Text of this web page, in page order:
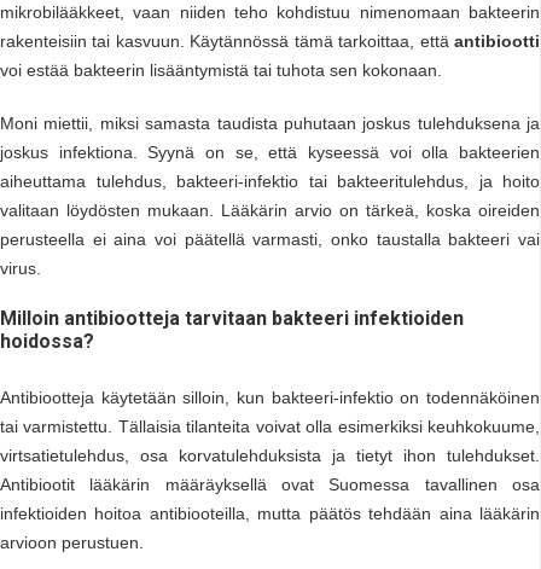
mikrobilääkkeet, vaan niiden teho kohdistuu nimenomaan bakteerin
rakenteisiin tai kasvuun. Käytännössä tämä tarkoittaa, että antibiootti
voi estää bakteerin lisääntymistä tai tuhota sen kokonaan.
Moni miettii, miksi samasta taudista puhutaan joskus tulehduksena ja
joskus infektiona. Syynä on se, että kyseessä voi olla bakteerien
aiheuttama tulehdus, bakteeri-infektio tai bakteeritulehdus, ja hoito
valitaan löydösten mukaan. Lääkärin arvio on tärkeä, koska oireiden
perusteella ei aina voi päätellä varmasti, onko taustalla bakteeri vai
virus.
Milloin antibiootteja tarvitaan bakteeri infektioiden
hoidossa?
Antibiootteja käytetään silloin, kun bakteeri-infektio on todennäköinen
tai varmistettu. Tällaisia tilanteita voivat olla esimerkiksi keuhkokuume,
virtsatietulehdus, osa korvatulehduksista ja tietyt ihon tulehdukset.
Antibiootit lääkärin määräyksellä ovat Suomessa tavallinen osa
infektioiden hoitoa antibiooteilla, mutta päätös tehdään aina lääkärin
arvioon perustuen.